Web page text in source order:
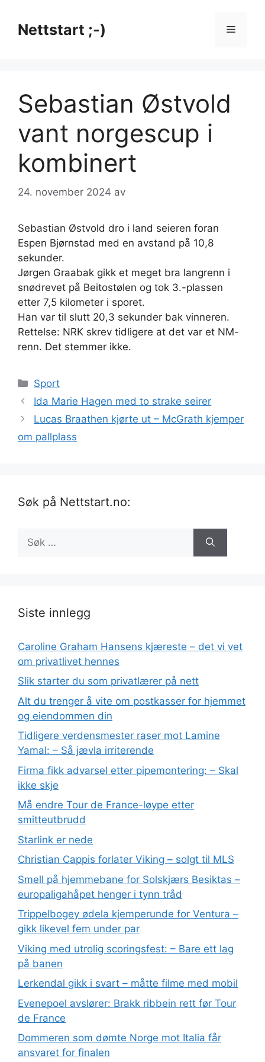
innholdNettstart ;-) Meny
Sebastian Østvold
vant norgescup i
kombinert
24. november 2024 av
Sebastian Østvold dro i land seieren foran
Espen Bjørnstad med en avstand på 10,8
sekunder.
Jørgen Graabak gikk et meget bra langrenn i
snødrevet på Beitostølen og tok 3.-plassen
etter 7,5 kilometer i sporet.
Han var til slutt 20,3 sekunder bak vinneren.
Rettelse: NRK skrev tidligere at det var et NM-
renn. Det stemmer ikke.
Kategorier
Sport
Ida Marie Hagen med to strake seirer
Lucas Braathen kjørte ut – McGrath kjemper
om pallplass
Søk på Nettstart.no:
etter:
Siste innlegg
Caroline Graham Hansens kjæreste – det vi vet
om privatlivet hennes
Slik starter du som privatlærer på nett
Alt du trenger å vite om postkasser for hjemmet
og eiendommen din
Tidligere verdensmester raser mot Lamine
Yamal: – Så jævla irriterende
Firma fikk advarsel etter pipemontering: – Skal
ikke skje
Må endre Tour de France-løype etter
smitteutbrudd
Starlink er nede
Christian Cappis forlater Viking – solgt til MLS
Smell på hjemmebane for Solskjærs Besiktas –
europaligahåpet henger i tynn tråd
Trippelbogey ødela kjemperunde for Ventura –
gikk likevel fem under par
Viking med utrolig scoringsfest: – Bare ett lag
på banen
Lerkendal gikk i svart – måtte filme med mobil
Evenepoel avslører: Brakk ribbein rett før Tour
de France
Dommeren som dømte Norge mot Italia får
ansvaret for finalen